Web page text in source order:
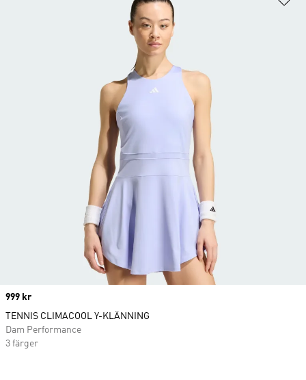
Price
999 kr
TENNIS CLIMACOOL Y-KLÄNNING
Dam Performance
3 färger